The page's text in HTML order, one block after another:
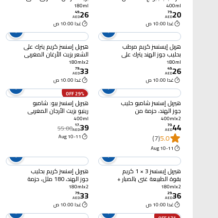
400ml
20
.
79
AED
غدا 10:00 ص
يترك على الشعر 180 ملل
180ml
26
.
49
AED
غدا 10:00 ص
هربل إيسنسز كريم مرطب
بحليب جوز الهند يترك على
الشعر 180 ملل
180ml
26
.
49
AED
غدا 10:00 ص
هيربل إسنسز كريم يترك على
الشعر بزيت الأرغان المغربي
180 ملل، حزمة من
قطعتين
180mlx2
33
.
79
AED
غدا 10:00 ص
هيربل إسنسز شامبو حليب
جوز الهند، حزمة من
قطعتين، 400 مل
400mlx2
44
.
70
AED
5.0
(7)
10-11 Aug
29% OFF
هيربل إسنسز بيو: شامبو
رينيو بزيت الأرجان المغربي
+ بلسم 400 مل
400ml
39
.
17
AED
55.00
10-11 Aug
هيربل إيسنسز 3 × 1 كريم
بقوة الطبيعة غني بالصبار +
ملل حزمة من 2
180mlx2
36
.
29
AED
غدا 10:00 ص
هيربل إسنسز كريم بحليب
جوز الهند، 180 ملل، حزمة
من قطعتين
180mlx2
33
.
79
AED
غدا 10:00 ص